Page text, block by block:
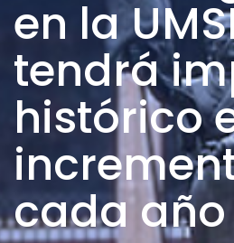
en la
tendrá
histórico
cada año